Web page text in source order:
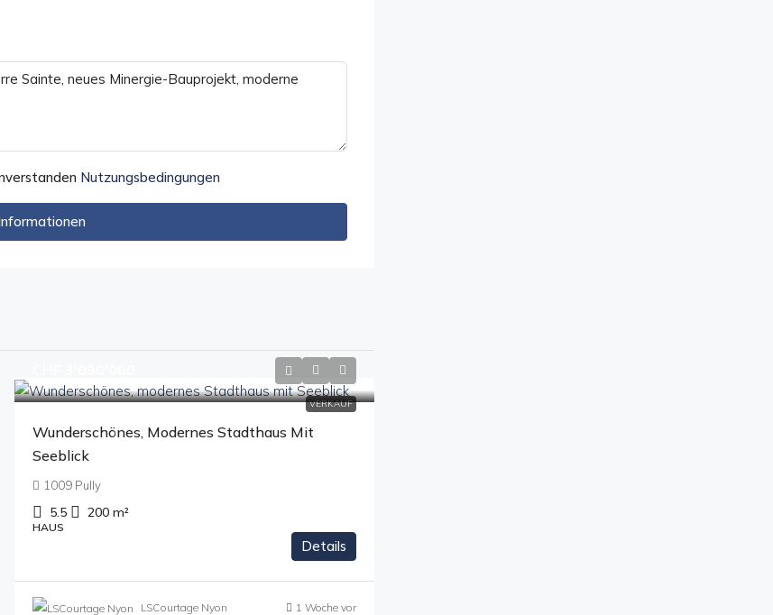
Nutzungsbedingungen
VERKAUF
Wunderschönes, Modernes Stadthaus Mit
Seeblick
1009 Pully
5.5 200 m²
HAUS
Details
LSCourtage Nyon 1 Woche vor